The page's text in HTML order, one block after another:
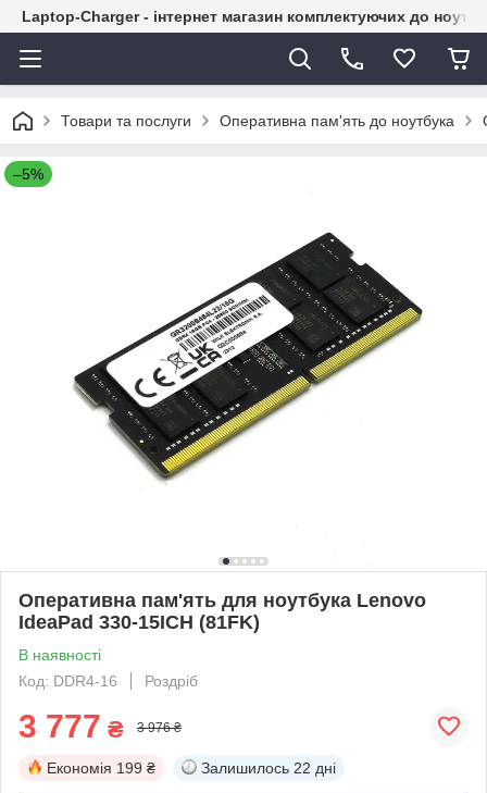
Laptop-Charger - інтернет магазин комплектуючих до
Товари та послуги Оперативна пам'ять до ноутбука
–5%
Оперативна пам'ять для ноутбука Lenovo
IdeaPad 330-15ICH (81FK)
В наявності
Код: DDR4-16
Роздріб
3 777 ₴ 3 976 ₴
Економія 199 ₴ Залишилось 22 дні